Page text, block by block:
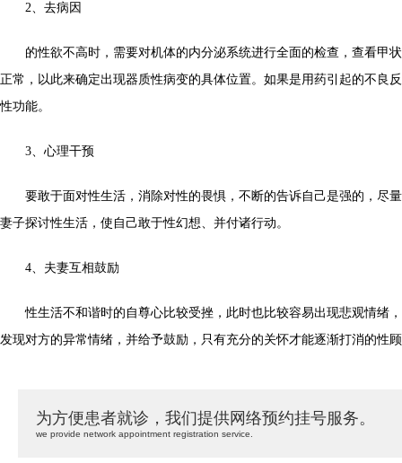
2、去病因
的性欲不高时，需要对机体的内分泌系统进行全面的检查，查看甲
正常，以此来确定出现器质性病变的具体位置。如果是用药引起的不良
性功能。
3、心理干预
要敢于面对性生活，消除对性的畏惧，不断的告诉自己是强的，尽
妻子探讨性生活，使自己敢于性幻想、并付诸行动。
4、夫妻互相鼓励
性生活不和谐时的自尊心比较受挫，此时也比较容易出现悲观情绪
发现对方的异常情绪，并给予鼓励，只有充分的关怀才能逐渐打消的性
为方便患者就诊，我们提供网络预约挂号服务。
we provide network appointment registration service.